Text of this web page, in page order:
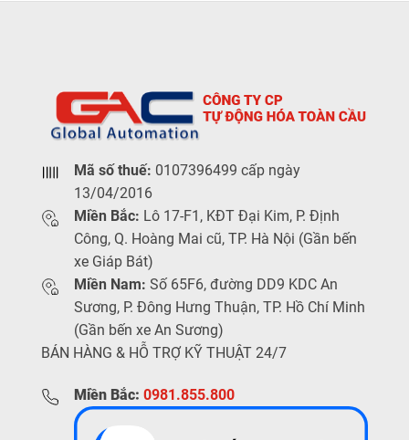
Mã số thuế: 0107396499 cấp ngày
13/04/2016
Miền Bắc: Lô 17-F1, KĐT Đại Kim, P. Định
Công, Q. Hoàng Mai cũ, TP. Hà Nội (Gần bến
xe Giáp Bát)
Miền Nam: Số 65F6, đường DD9 KDC An
Sương, P. Đông Hưng Thuận, TP. Hồ Chí Minh
(Gần bến xe An Sương)
BÁN HÀNG & HỖ TRỢ KỸ THUẬT 24/7
Miền Bắc: 0981.855.800